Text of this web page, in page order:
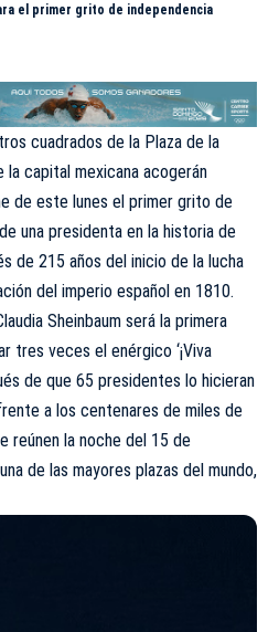
el primer grito de independencia
cuadrados de la Plaza de la
la capital mexicana acogerán
de este lunes el primer grito de
una presidenta en la historia de
de 215 años del inicio de la lucha
del imperio español en 1810.
Sheinbaum será la primera
tres veces el enérgico ‘¡Viva
de que 65 presidentes lo hicieran
a los centenares de miles de
reúnen la noche del 15 de
de las mayores plazas del mundo,